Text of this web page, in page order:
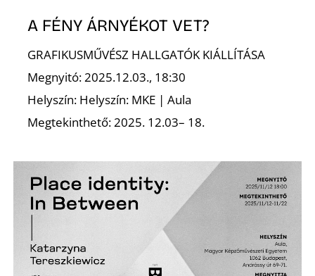
A FÉNY ÁRNYÉKOT VET?
GRAFIKUSMŰVÉSZ HALLGATÓK KIÁLLÍTÁSA
Megnyitó: 2025.12.03., 18:30
Helyszín: Helyszín: MKE | Aula
Megtekinthető: 2025. 12.03– 18.